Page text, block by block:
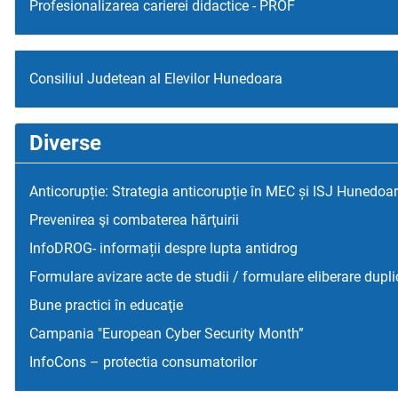
Profesionalizarea carierei didactice - PROF
Consiliul Judetean al Elevilor Hunedoara
Diverse
Anticorupție: Strategia anticorupție în MEC și ISJ
Prevenirea şi combaterea hărţuirii
InfoDROG- informații despre lupta antidrog
Formulare avizare acte de studii / formulare eliberare
Bune practici în educaţie
Campania "European Cyber Security Month”
InfoCons – protectia consumatorilor